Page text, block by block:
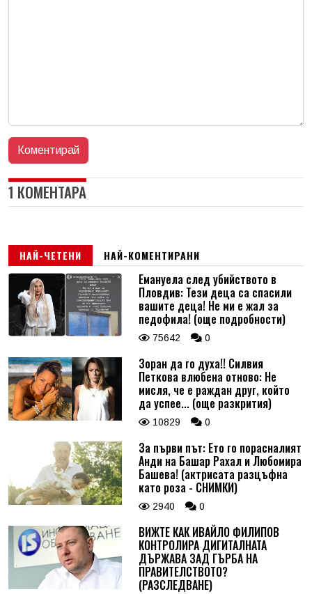
1 КОМЕНТАРА
НАЙ-ЧЕТЕНИ НАЙ-КОМЕНТИРАНИ
Емануела след убийството в
Пловдив: Тези деца са спасили
вашите деца! Не ми е жал за
педофила! (още подробности)
75642 0
Зоран да го духа!! Силвия
Петкова влюбена отново: Не
мисля, че е раждан друг, който
да успее... (още разкрития)
10829 0
За първи път: Ето го порасналият
Анди на Башар Рахал и Любомира
Башева! (актрисата разцъфна
като роза - СНИМКИ)
2940 0
ВИЖТЕ КАК ИВАЙЛО ФИЛИПОВ
КОНТРОЛИРА ДИГИТАЛНАТА
ДЪРЖАВА ЗАД ГЪРБА НА
ПРАВИТЕЛСТВОТО?
(РАЗСЛЕДВАНЕ)